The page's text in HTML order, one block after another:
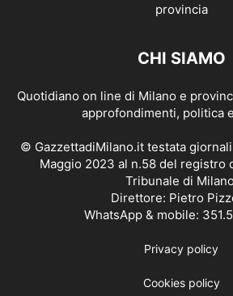
CHI SIAMO
Quotidiano on line di Milano e
approfondimenti, politica
© GazzettadiMilano.it testata
Maggio 2023 al n.58 del registro
Tribunale di
Direttore: Pietro
WhatsApp & mobile:
Privacy policy
Cookies policy